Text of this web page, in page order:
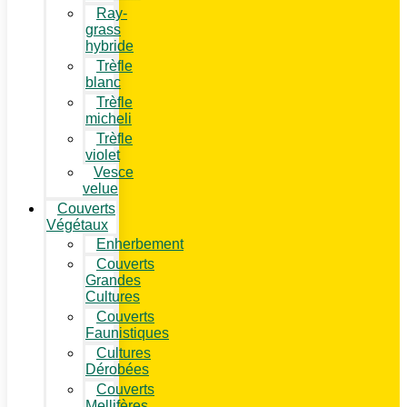
Ray-
grass
hybride
Trèfle
blanc
Trèfle
micheli
Trèfle
violet
Vesce
velue
Couverts
Végétaux
Enherbement
Couverts
Grandes
Cultures
Couverts
Faunistiques
Cultures
Dérobées
Couverts